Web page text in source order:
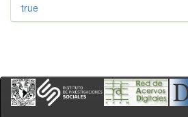
true